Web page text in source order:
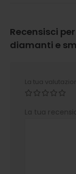
Recensisci
diamanti e
La tua
La tua